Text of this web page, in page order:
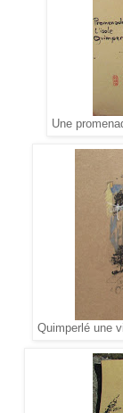
Une
Quimperlé une